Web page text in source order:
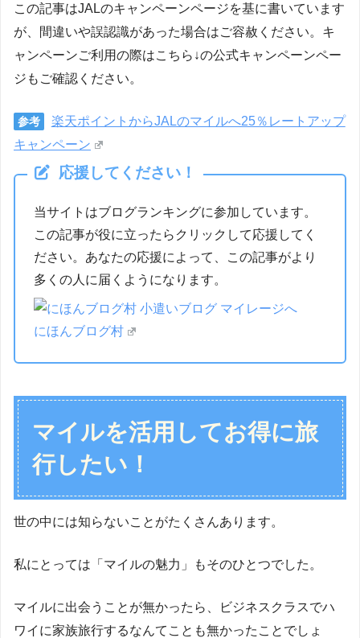
この記事はJALのキャンペーンページを基に書いています
が、間違いや誤認識があった場合はご容赦ください。キ
ャンペーンご利用の際はこちら↓の公式キャンペーンペー
ジもご確認ください。
参考
楽天ポイントからJALのマイルへ25％レートアップ
キャンペーン
応援してください！
当サイトはブログランキングに参加しています。
この記事が役に立ったらクリックして応援してく
ださい。あなたの応援によって、この記事がより
多くの人に届くようになります。
にほんブログ村
マイルを活用してお得に旅
行したい！
世の中には知らないことがたくさんあります。
私にとっては「マイルの魅力」もそのひとつでした。
マイルに出会うことが無かったら、ビジネスクラスでハ
ワイに家族旅行するなんてことも無かったことでしょ